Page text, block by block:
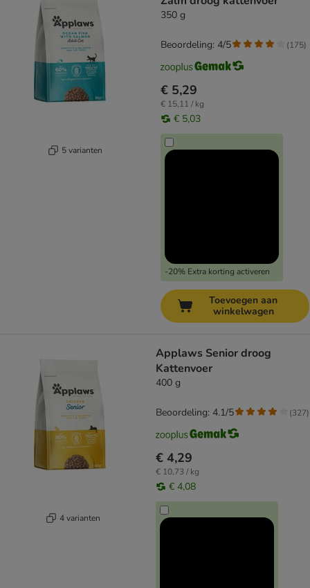
5 varianten
350 g
€ 5,29
€ 15,11 / kg
€ 5,03
-20% Extra korting activeren
Beoordeling: 4/5 (175)
Toevoegen aan
winkelwagen
4 varianten
Applaws Senior droog
Kattenvoer
400 g
€ 4,29
€ 10,73 / kg
€ 4,08
Beoordeling: 4.1/5 (327)